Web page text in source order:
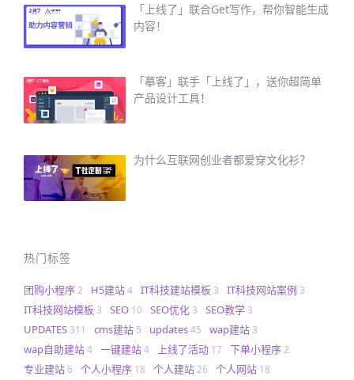
「上线了」联合Get写作，帮你智能生成
内容！
「摹客」联手「上线了」，送你超简单
产品设计工具！
为什么互联网创业者都爱穿文化衫？
热门标签
团购小程序2 H5建站4 IT科技建站模板 3 IT科技网站案例 3
IT科技网站模板 3 SEO 10 SEO优化 3 SEO教学 3
UPDATES 311 cms建站 5 updates45 wap建站 3
wap自助建站4 一键建站4 上线了活动 17 下单小程序2
专业建站6 个人小程序 18 个人建站26 个人网站 18